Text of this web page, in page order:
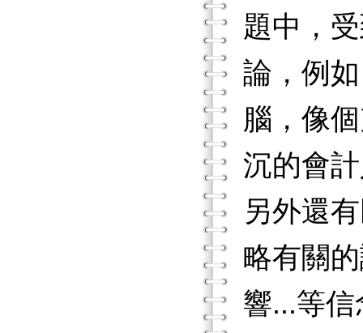
題中，
論，例
腦，像
沉的會
另外還
略有關
響...等